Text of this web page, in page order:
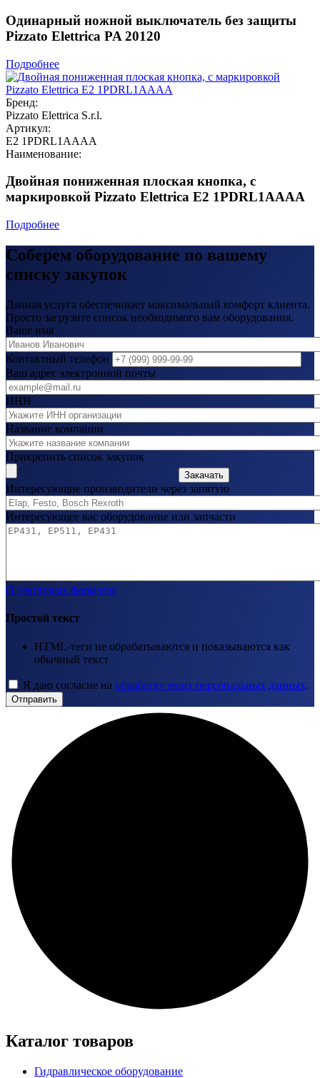
Одинарный ножной выключатель без защиты
Pizzato Elettrica PA 20120
Подробнее
Бренд:
Pizzato Elettrica S.r.l.
Артикул:
E2 1PDRL1AAAA
Наименование:
Двойная пониженная плоская кнопка, c
маркировкой Pizzato Elettrica E2 1PDRL1AAAA
Подробнее
Соберем оборудование по вашему
списку закупок
Данная услуга обеспечивает максимальный комфорт клиента.
Просто загрузите список необходимого вам оборудования.
Ваше имя
Контактный телефон
Ваш адрес электронной почты
ИНН
Название компании
Прикрепить список закупок
Закачать
Интересующие производители через запятую
Интересующее вас оборудование или запчасти
О текстовых форматах
Простой текст
HTML-теги не обрабатываются и показываются как
обычный текст
Я даю согласие на обработку моих персональных данных.
Отправить
Каталог товаров
Гидравлическое оборудование